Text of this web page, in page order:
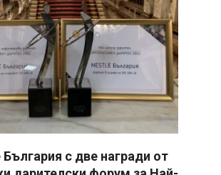
с две награди от